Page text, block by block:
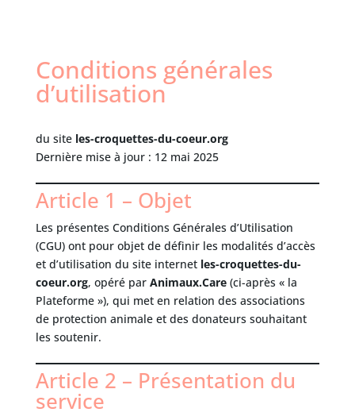
Conditions générales
d’utilisation
du site les-croquettes-du-coeur.org
Dernière mise à jour : 12 mai 2025
Article 1 – Objet
Les présentes Conditions Générales d’Utilisation
(CGU) ont pour objet de définir les modalités d’accès
et d’utilisation du site internet les-croquettes-du-
coeur.org, opéré par Animaux.Care(ci-après « la
Plateforme »), qui met en relation des associations
de protection animale et des donateurs souhaitant
les soutenir.
Article 2 – Présentation du
service